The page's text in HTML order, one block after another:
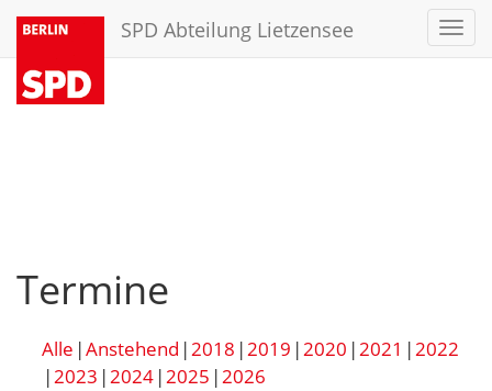
SPD Abteilung Lietzensee
Termine
Alle Anstehend 2018 2019 2020 2021
2022
2023 2024 2025 2026